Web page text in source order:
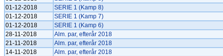
01-12-2018
SERIE 1 (Kamp 8)
01-12-2018
SERIE 1 (Kamp 7)
01-12-2018
SERIE 1 (Kamp 6)
28-11-2018
Alm. par, efterår 2018
21-11-2018
Alm. par, efterår 2018
14-11-2018
Alm. par, efterår 2018